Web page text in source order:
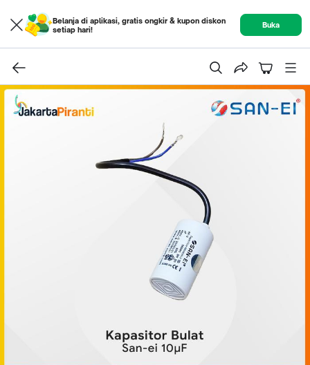
Belanja di aplikasi, gratis ongkir & kupon diskon
setiap hari!
Buka